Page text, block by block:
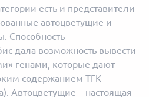
есть и представители
автоцветущие и
Способность
дала возможность вывести
генами, которые дают
содержанием ТГК
Автоцветущие – настоящая